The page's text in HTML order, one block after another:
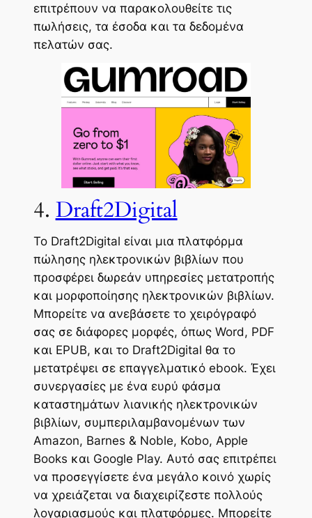
επιτρέπουν να παρακολουθείτε τις
πωλήσεις, τα έσοδα και τα δεδομένα
πελατών σας.
4. Draft2Digital
Το Draft2Digital είναι μια πλατφόρμα
πώλησης ηλεκτρονικών βιβλίων που
προσφέρει δωρεάν υπηρεσίες μετατροπής
και μορφοποίησης ηλεκτρονικών βιβλίων.
Μπορείτε να ανεβάσετε το χειρόγραφό
σας σε διάφορες μορφές, όπως Word, PDF
και EPUB, και το Draft2Digital θα το
μετατρέψει σε επαγγελματικό ebook. Έχει
συνεργασίες με ένα ευρύ φάσμα
καταστημάτων λιανικής ηλεκτρονικών
βιβλίων, συμπεριλαμβανομένων των
Amazon, Barnes & Noble, Kobo, Apple
Books και Google Play. Αυτό σας επιτρέπει
να προσεγγίσετε ένα μεγάλο κοινό χωρίς
να χρειάζεται να διαχειρίζεστε πολλούς
λογαριασμούς και πλατφόρμες. Μπορείτε